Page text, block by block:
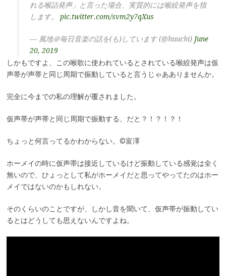
れる喉詰発声」と言った場合、実質的には喉絞発声を指
します。 pic.twitter.com/svm2y7qXus
— 風地＠毎日音楽の話を(も)しています (@huuchi) June
20, 2019
しかもですよ、この喉歌に使われているとされている喉絞発声は仮
声帯が声帯と同じ周期で振動していると言うじゃあありませんか。
完全に今までの私の理解が覆されました。
仮声帯が声帯と同じ周期で振動する、だと？！？！？！
ちょっと何言ってるかわからない。©富澤
ホーメイの時に仮声帯は接近しているけど振動している感覚は全く
無いので、ひょっとして私がホーメイだと思ってやってたのはホー
メイではないのかもしれない。
そのくらいのことですが、しかし音を聞いて、仮声帯が振動してい
るとはどうしても思えないんですよね。